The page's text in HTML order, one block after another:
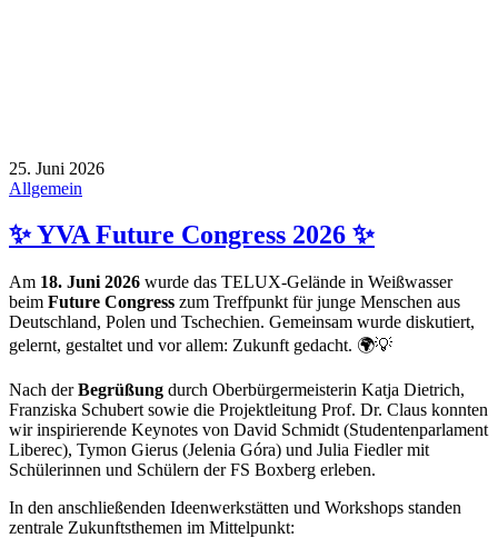
25. Juni 2026
Allgemein
✨ YVA Future Congress 2026 ✨
Am 18. Juni 2026 wurde das TELUX-Gelände in Weißwasser
beim Future Congress zum Treffpunkt für junge Menschen aus
Deutschland, Polen und Tschechien. Gemeinsam wurde diskutiert,
gelernt, gestaltet und vor allem: Zukunft gedacht. 🌍💡
Nach derBegrüßung durch Oberbürgermeisterin Katja Dietrich,
Franziska Schubert sowie die Projektleitung Prof. Dr. Claus konnten
wir inspirierende Keynotes von David Schmidt (Studentenparlament
Liberec), Tymon Gierus (Jelenia Góra) und Julia Fiedler mit
Schülerinnen und Schülern der FS Boxberg erleben.
In den anschließenden Ideenwerkstätten und Workshops standen
zentrale Zukunftsthemen im Mittelpunkt: